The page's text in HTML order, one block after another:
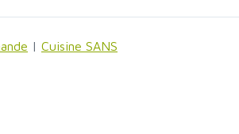
| Cuisine SANS